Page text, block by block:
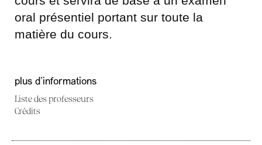
oral présentiel portant sur toute la
matière du cours.
plus d'informations
Liste des professeurs
Crédits